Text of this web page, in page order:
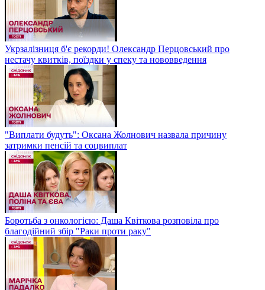
Укрзалізниця б'є рекорди! Олександр Перцовський про
нестачу квитків, поїздки у спеку та нововведення
"Виплати будуть": Оксана Жолнович назвала причину
затримки пенсій та соцвиплат
Боротьба з онкологією: Даша Квіткова розповіла про
благодійний збір "Раки проти раку"